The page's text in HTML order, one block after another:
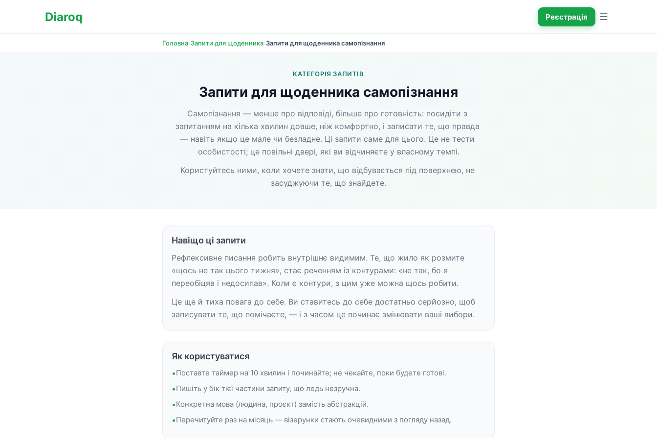
Diaroq Реєстрація ☰
Головна›Запити для щоденника›Запити для щоденника самопізнання
КАТЕГОРІЯ ЗАПИТІВ
Запити для щоденника самопізнання
Самопізнання — менше про відповіді, більше про готовність: посидіти з
запитанням на кілька хвилин довше, ніж комфортно, і записати те, що правда
— навіть якщо це мале чи безладне. Ці запити саме для цього. Це не тести
особистості; це повільні двері, які ви відчиняєте у власному темпі.
Користуйтесь ними, коли хочете знати, що відбувається під поверхнею, не
засуджуючи те, що знайдете.
Навіщо ці запити
Рефлексивне писання робить внутрішнє видимим. Те, що жило як розмите
«щось не так цього тижня», стає реченням із контурами: «не так, бо я
переобіцяв і недосипав». Коли є контури, з цим уже можна щось робити.
Це ще й тиха повага до себе. Ви ставитесь до себе достатньо серйозно, щоб
записувати те, що помічаєте, — і з часом це починає змінювати ваші вибори.
Як користуватися
•Поставте таймер на 10 хвилин і починайте; не чекайте, поки будете готові.
•Пишіть у бік тієї частини запиту, що ледь незручна.
•Конкретна мова (людина, проєкт) замість абстракцій.
•Перечитуйте раз на місяць — візерунки стають очевидними з погляду назад.